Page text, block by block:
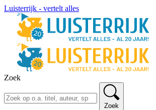
Luisterrijk - vertelt alles
Zoek
Zoek